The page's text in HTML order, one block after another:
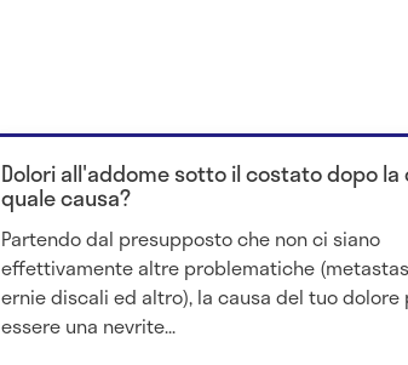
Dolori all'addome sotto il costato dopo la
quale causa?
Partendo dal presupposto che non ci siano
effettivamente altre problematiche
ernie discali ed altro), la causa del tuo
essere una nevrite...